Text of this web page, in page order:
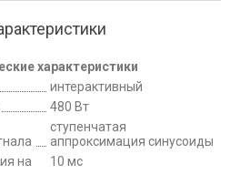
характеристики
интерактивный
480 Вт
ступенчатая
аппроксимация синусоиды
на
10 мс